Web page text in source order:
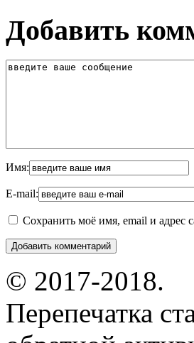
Добавить
Имя:
E-mail:
Сохранить моё имя, email и адрес
© 2017-2018.
Перепечатка